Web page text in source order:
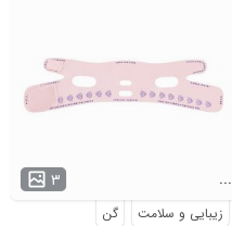
۳ ...
زیبایی و سلامت گن